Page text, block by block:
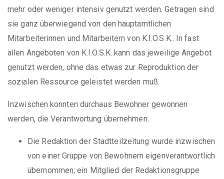
mehr oder weniger intensiv genutzt werden. Getragen sind
sie ganz überwiegend von den hauptamtlichen
Mitarbeiterinnen und Mitarbeitern von K.I.O.S.K.. In fast
allen Angeboten von K.I.O.S.K. kann das jeweilige Angebot
genutzt werden, ohne das etwas zur Reproduktion der
sozialen Ressource geleistet werden muß.
Inzwischen konnten durchaus Bewohner gewonnen
werden, die Verantwortung übernehmen:
Die Redaktion der Stadtteilzeitung wurde inzwischen
von einer Gruppe von Bewohnern eigenverantwortlich
übernommen; ein Mitglied der Redaktionsgruppe